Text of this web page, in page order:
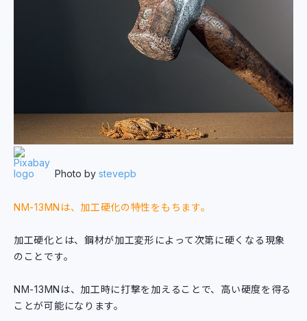
Photo by stevepb
NM-13MNは、加工硬化の特性をもちます。
加工硬化とは、鋼材が加工変形によって次第に硬くなる現象
のことです。
NM-13MNは、加工時に打撃を加えることで、高い硬度を得る
ことが可能になります。